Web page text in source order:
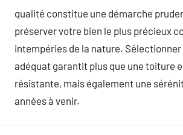
qualité constitue une démarche
préserver votre bien le plus précieux
intempéries de la nature.
adéquat garantit plus que une toiture
résistante, mais également une
années à venir.